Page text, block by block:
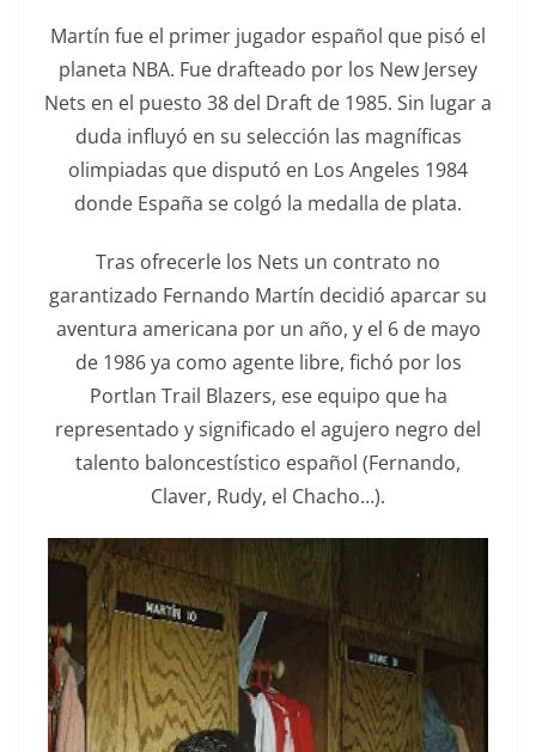
Martín fue el primer jugador español que pisó el
planeta NBA. Fue drafteado por los New Jersey
Nets en el puesto 38 del Draft de 1985. Sin lugar a
duda influyó en su selección las magníficas
olimpiadas que disputó en Los Angeles 1984
donde España se colgó la medalla de plata.
Tras ofrecerle los Nets un contrato no
garantizado Fernando Martín decidió aparcar su
aventura americana por un año, y el 6 de mayo
de 1986 ya como agente libre, fichó por los
Portlan Trail Blazers, ese equipo que ha
representado y significado el agujero negro del
talento baloncestístico español (Fernando,
Claver, Rudy, el Chacho…).